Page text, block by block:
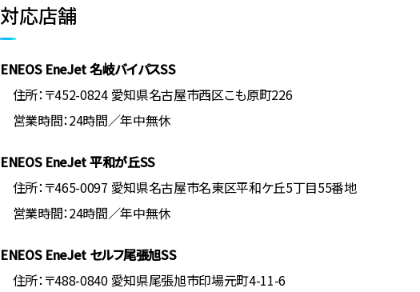
対応店舗
ENEOS EneJet 名岐バイパスSS
住所：〒452-0824 愛知県名古屋市西区こも原町226
営業時間：24時間／年中無休
ENEOS EneJet 平和が丘SS
住所：〒465-0097 愛知県名古屋市名東区平和ケ丘5丁目55番地
営業時間：24時間／年中無休
ENEOS EneJet セルフ尾張旭SS
住所：〒488-0840 愛知県尾張旭市印場元町4-11-6